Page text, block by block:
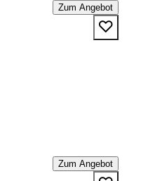
Zum Angebot
Zum Angebot